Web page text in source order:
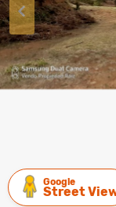
Google
Street